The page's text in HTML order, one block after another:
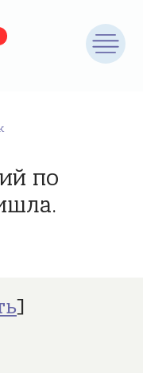
по
]